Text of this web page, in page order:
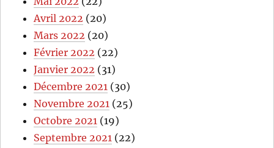
Avril 2022 (20)
Mars 2022 (20)
Février 2022 (22)
Janvier 2022 (31)
Décembre 2021 (30)
Novembre 2021 (25)
Octobre 2021 (19)
Septembre 2021 (22)